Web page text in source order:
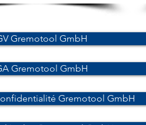
Gremotool GmbH
Gremotool GmbH
Gremotool GmbH